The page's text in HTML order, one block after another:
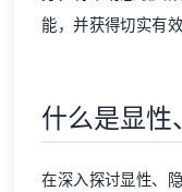
能，并获得切实有效
什么是显性
在深入探讨显性、